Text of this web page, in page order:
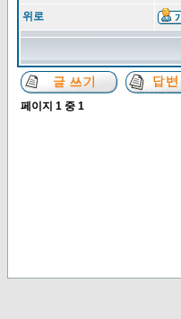
위로
페이지 1 중 1